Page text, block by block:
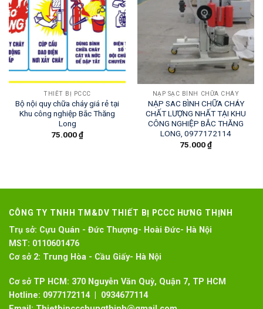
THIẾT BỊ PCCC
Bộ nội quy chữa cháy giá rẻ tại
Khu công nghiệp Bắc Thăng
Long
75.000₫
NẠP SẠC BÌNH CHỮA CHÁY
NẠP SAC BÌNH CHỮA CHÁY
CHẤT LƯỢNG NHẤT TẠI KHU
CÔNG NGHIỆP BẮC THĂNG
LONG, 0977172114
75.000₫
CÔNG TY TNHH TM&DV THIẾT BỊ PCCC HƯNG THỊNH
Trụ sở: Cựu Quán - Đức Thượng- Hoài Đức- Hà Nội
MST: 0110601476
Cơ sở 2: Trung Hòa - Cầu Giấy- Hà Nội
Cơ sở TP HCM: 370 Nguyễn Văn Quỳ, Quận 7, TP HCM
Hotline: 0977172114 | 0934677114